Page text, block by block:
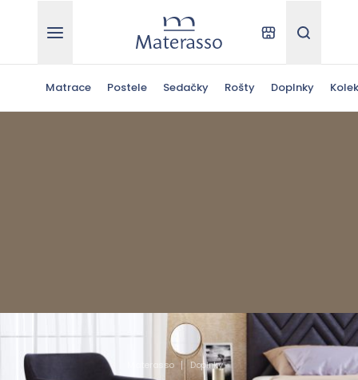
Materasso Kde kúpiťHľadať
Matrace Postele Sedačky Rošty Doplnky
Materasso Doplnky